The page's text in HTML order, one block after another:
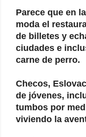
Parece que en
moda el
de billetes y
ciudades e
carne de perro.
Checos,
de jóvenes,
tumbos por
viviendo la